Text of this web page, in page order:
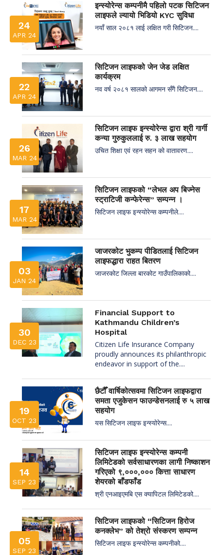
24
APR 24
इन्स्योरेन्स कम्पनीमै पहिलो पटक सिटिजन
लाइफले ल्यायो भिडियो KYC सुविधा
नयाँ साल २०८१ लाई लक्षित गरी सिटिजन....
22
APR 24
सिटिजन लाइफको जेन जेड लक्षित
कार्यक्रम
नव वर्ष २०८१ सालको आगमन सँगै सिटिजन....
26
MAR 24
सिटिजन लाइफ इन्स्योरेन्स द्वारा श्री गार्गी
कन्या गुरुकुललाई रु. ३ लाख सहयोग
उचित शिक्षा एवं रहन सहन को वातावरण....
17
MAR 24
सिटिजन लाइफको “लेभल अप बिज्नेस
स्ट्राटिजी कन्फेरेन्स” सम्पन्न ।
सिटिजन लाइफ इन्स्योरेन्स कम्पनीले....
03
JAN 24
जाजरकोट भुकम्प पीडितलाई सिटिजन
लाइफद्धारा राहत बितरण
जाजरकोट जिल्ला बारकोट गाउँपालिकाको....
30
DEC 23
Financial Support to
Kathmandu Children’s
Hospital
Citizen Life Insurance Company
proudly announces its philanthropic
endeavor in support of the....
19
OCT 23
छैटौँ वार्षिकोत्सवमा सिटिजन लाइफद्वारा
समता एजुकेसन फाउन्डेसनलाई रु ५ लाख
सहयोग
यस सिटिजन लाइफ इन्स्योरेन्स....
14
SEP 23
सिटिजन लाइफ इन्स्योरेन्स कम्पनी
लिमिटेडको सर्वसाधारणका लागी निष्काशन
गरिएको ९,०००,००० कित्ता साधारण
शेयरको बाँडफाँड
श्री एनआइएमबि एस क्यापिटल लिमिटेडको....
05
SEP 23
सिटिजन लाइफको “सिटिजन हिरोज
कनक्लेभ” को तेश्रो संस्करण सम्पन्न
सिटिजन लाइफ इन्स्योरेन्स कम्पनीको....